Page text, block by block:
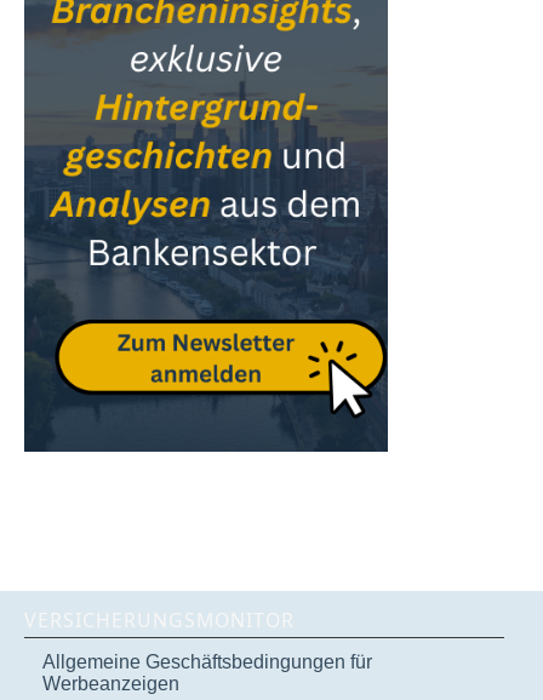
VERSICHERUNGSMONITOR
Allgemeine Geschäftsbedingungen für
Werbeanzeigen